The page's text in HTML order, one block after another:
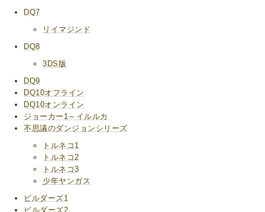
DQ7
リイマジンド
DQ8
3DS版
DQ9
DQ10オフライン
DQ10オンライン
ジョーカー1～イルルカ
不思議のダンジョンシリーズ
トルネコ1
トルネコ2
トルネコ3
少年ヤンガス
ビルダーズ1
ビルダーズ2